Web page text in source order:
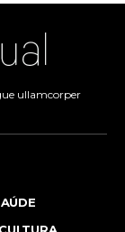
ullamcorper